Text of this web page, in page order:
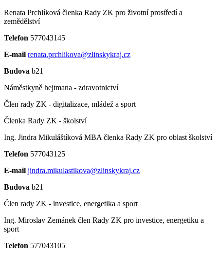
Renata Prchlíková členka Rady ZK pro životní prostředí a
zemědělství
Telefon 577043145
E-mail renata.prchlikova@zlinskykraj.cz
Budova b21
Náměstkyně hejtmana - zdravotnictví
Člen rady ZK - digitalizace, mládež a sport
Členka Rady ZK - školství
Ing. Jindra Mikuláštíková MBA členka Rady ZK pro oblast školství
Telefon 577043125
E-mail jindra.mikulastikova@zlinskykraj.cz
Budova b21
Člen rady ZK - investice, energetika a sport
Ing. Miroslav Zemánek člen Rady ZK pro investice, energetiku a
sport
Telefon 577043105